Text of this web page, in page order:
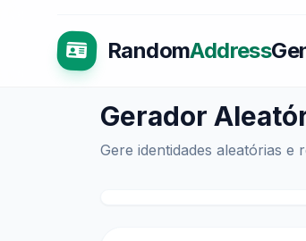
RandomAddress
Gerador
Gere identidades aleatórias e